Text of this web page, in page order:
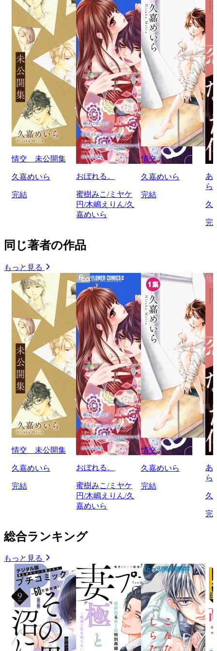
情交 未公開集
久嘉めいら
完結
おぼれる。
蜜樹みこ/ミヤケ
円/木嶋えりん/久
嘉めいら
情交
久嘉めいら
完結
あ
ら
久
完
同じ著者の作品
もっと見る
情交 未公開集
久嘉めいら
完結
おぼれる。
蜜樹みこ/ミヤケ
円/木嶋えりん/久
嘉めいら
情交
久嘉めいら
完結
あ
ら
久
完
総合ランキング
もっと見る